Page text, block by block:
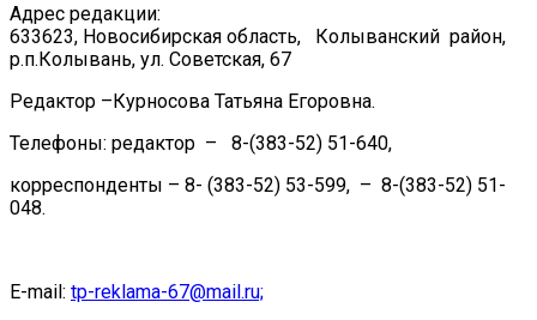
Адрес редакции:
633623, Новосибирская область, Колыванский район,
р.п.Колывань, ул. Советская, 67
Редактор –Курносова Татьяна Егоровна.
Телефоны: редактор – 8-(383-52) 51-640,
корреспонденты – 8- (383-52) 53-599, – 8-(383-52) 51-
048.
E-mail: tp-reklama-67@mail.ru;